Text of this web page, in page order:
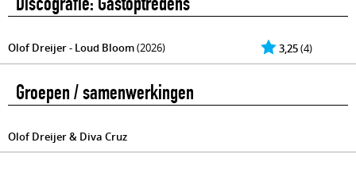
3,25(4)
Olof Dreijer - Loud Bloom(2026)
Groepen / samenwerkingen
Olof Dreijer & Diva Cruz